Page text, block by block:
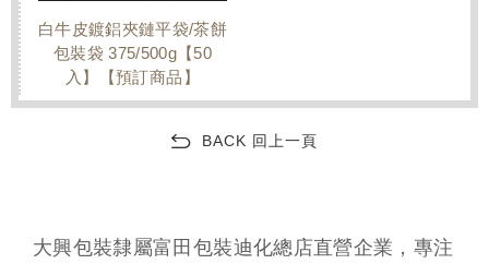
白牛皮鍍鋁夾鏈平袋/茶餅
包裝袋 375/500g【50
入】【預訂商品】
BACK 回上一頁
大興包裝隸屬富田包裝迪化總店直營企業，專注